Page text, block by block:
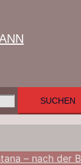
– nach der